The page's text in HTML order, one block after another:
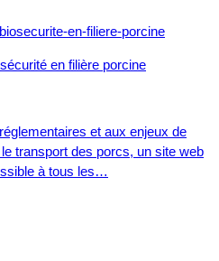
en filière porcine
et aux enjeux de
transport des porcs, un site web
à tous les…